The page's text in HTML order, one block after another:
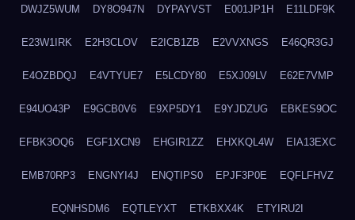
DWJZ5WUM DY8O947N DYPAYVST E001JP1H E11LDF9K
E23W1IRK E2H3CLOV E2ICB1ZB E2VVXNGS E46QR3GJ
E4OZBDQJ E4VTYUE7 E5LCDY80 E5XJ09LV E62E7VMP
E94UO43P E9GCB0V6 E9XP5DY1 E9YJDZUG EBKES9OC
EFBK3OQ6 EGF1XCN9 EHGIR1ZZ EHXKQL4W EIA13EXC
EMB70RP3 ENGNYI4J ENQTIPS0 EPJF3P0E EQFLFHVZ
EQNHSDM6 EQTLEYXT ETKBXX4K ETYIRU2I